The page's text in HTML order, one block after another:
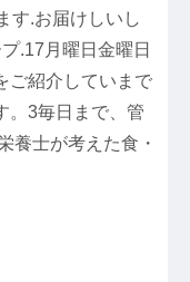
す.お届けしいし
.17月曜日金曜日
ご紹介していまで
。3毎日まで、管
養士が考えた食・